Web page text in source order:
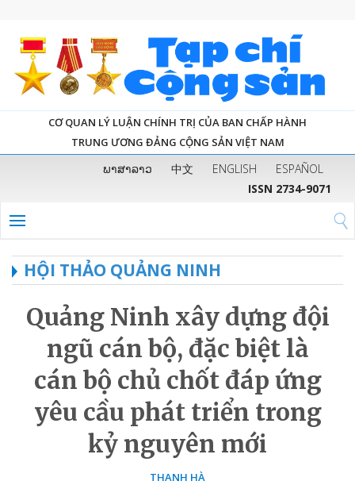
CƠ QUAN LÝ LUẬN CHÍNH TRỊ CỦA BAN CHẤP HÀNH
TRUNG ƯƠNG ĐẢNG CỘNG SẢN VIỆT NAM
ພາສາລາວ 中文 ENGLISH
ESPAÑOL
ISSN 2734-9071
HỘI THẢO QUẢNG NINH
Quảng Ninh xây dựng đội
ngũ cán bộ, đặc biệt là
cán bộ chủ chốt đáp ứng
yêu cầu phát triển trong
kỷ nguyên mới
THANH HÀ